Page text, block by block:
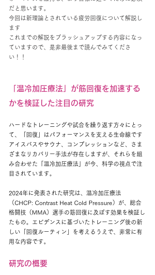
だと思います。
今回は新理論とされている疲労回復について解説し
ます
これまでの解説をブラッシュアップする内容になっ
ていますので、是非最後まで読んでみてくださ
い！！
「温冷加圧療法」が筋回復を加速する
かを検証した注目の研究
ハードなトレーニングや試合を繰り返す方々にとっ
て、「回復」はパフォーマンスを支える生命線です
アイスバスやサウナ、コンプレッションなど、さま
ざまなリカバリー手法が存在しますが、それらを組
み合わせた「温冷加圧療法」が今、科学の視点で注
目されています。
2024年に発表された研究は、温冷加圧療法
（CHCP: Contrast Heat Cold Pressure）が、総合
格闘技（MMA）選手の筋回復に及ぼす効果を検証し
たもの。エビデンスに基づいたトレーニング後の新
しい「回復ルーティン」を考えるうえで、非常に有
用な内容です。
研究の概要